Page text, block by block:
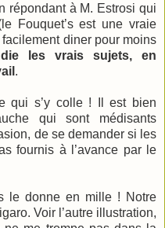
répondant à M. Estrosi qui
Fouquet’sest une vraie
diner pour moins
les vrais sujets, en
.
qui s’y colle ! Il est bien
qui sont médisants
de se demander si les
fournis à l’avance par le
le donne en mille ! Notre
Voir l’autre illustration,